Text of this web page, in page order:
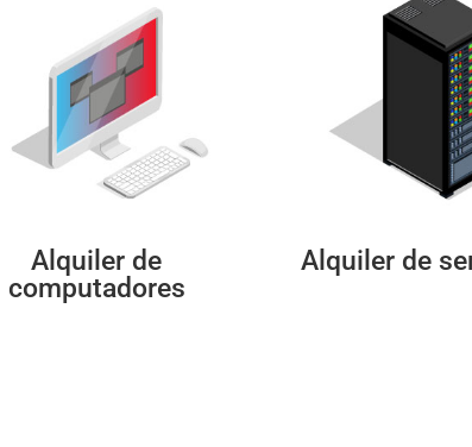
Alquiler de
computadores
Alquiler de